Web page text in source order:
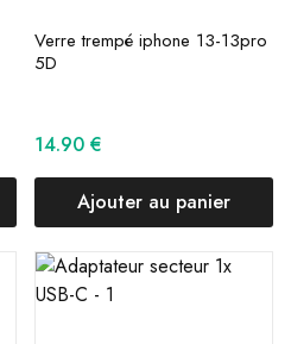
Verre trempé iphone 13-13pro
5D
14.90 €
Ajouter au panier